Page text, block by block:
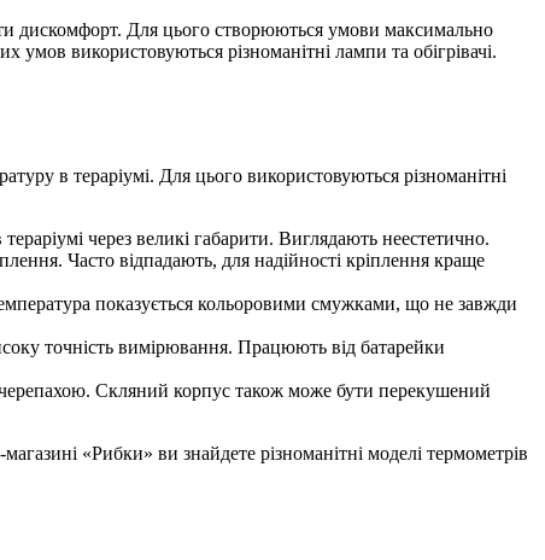
дискомфорт. Для цього створюються умови максимально
умов використовуються різноманітні лампи та обігрівачі.
в тераріумі. Для цього використовуються різноманітні
через великі габарити. Виглядають неестетично.
Часто відпадають, для надійності кріплення краще
показується кольоровими смужками, що не завжди
точність вимірювання. Працюють від батарейки
черепахою. Скляний корпус також може бути перекушений
«Рибки» ви знайдете різноманітні моделі термометрів